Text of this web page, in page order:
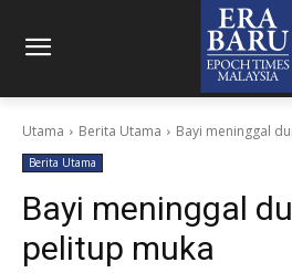
Utama Berita Utama Bayi meninggal
Berita Utama
Bayi meninggal
pelitup muka